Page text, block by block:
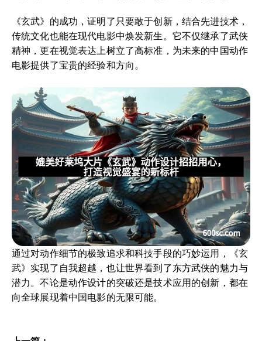
《玄武》的成功，证明了只要敢于创新，结合先进技术，
传统文化也能在现代电影中焕发新生。它不仅继承了武侠
精神，更在视觉表达上树立了高标准，为未来的中国动作
电影提供了宝贵的经验和方向。
通过对动作细节的极致追求和科技手段的巧妙运用，《玄
武》实现了自我超越，也让世界看到了东方武侠的魅力与
潜力。不论是动作设计的突破还是技术应用的创新，都在
向全球展现着中国电影的无限可能。